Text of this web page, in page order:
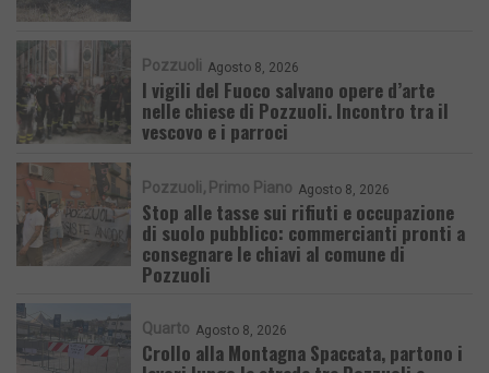
Pozzuoli Agosto 8, 2026
I vigili del Fuoco salvano opere d’arte
nelle chiese di Pozzuoli. Incontro tra il
vescovo e i parroci
Pozzuoli Primo Piano Agosto 8, 2026
Stop alle tasse sui rifiuti e occupazione
di suolo pubblico: commercianti pronti a
consegnare le chiavi al comune di
Pozzuoli
Quarto Agosto 8, 2026
Crollo alla Montagna Spaccata, partono i